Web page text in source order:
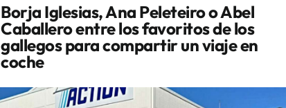
Borja Iglesias, Ana Peleteiro o Abel
Caballero entre los favoritos de los
gallegos para compartir un viaje en
coche